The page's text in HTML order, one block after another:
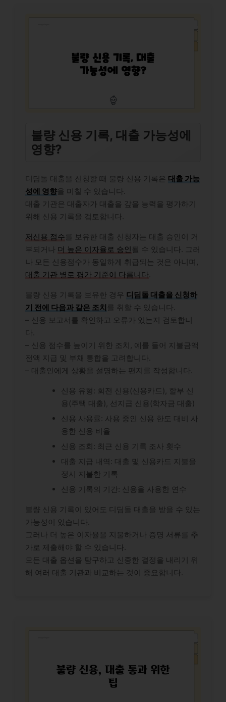
불량 신용 기록, 대출 가능성에
영향?
디딤돌 대출을 신청할 때 불량 신용 기록은 대출 가능
성에 영향을 미칠 수 있습니다.
대출 기관은 대출자가 대출을 갚을 능력을 평가하기
위해 신용 기록을 검토합니다.
저신용 점수를 보유한 대출 신청자는 대출 승인이 거
부되거나 더 높은 이자율로 승인 될 수 있습니다. 그러
나 모든 신용점수가 동일하게 취급되는 것은 아니며,
대출 기관 별로 평가 기준이 다릅니다.
불량 신용 기록을 보유한 경우 디딤돌 대출을 신청하
기 전에 다음과 같은 조치를 취할 수 있습니다.
– 신용 보고서를 확인하고 오류가 있는지 검토합니
다.
– 신용 점수를 높이기 위한 조치, 예를 들어 지불금액
전액 지급 및 부채 통합을 고려합니다.
– 대출인에게 상황을 설명하는 편지를 작성합니다.
신용 유형: 회전 신용(신용카드), 할부 신
용(주택 대출), 선지급 신용(학자금 대출)
신용 사용률: 사용 중인 신용 한도 대비 사
용한 신용 비율
신용 조회: 최근 신용 기록 조사 횟수
대출 지급 내역: 대출 및 신용카드 지불을
정시 지불한 기록
신용 기록의 기간: 신용을 사용한 연수
불량 신용 기록이 있어도 디딤돌 대출을 받을 수 있는
가능성이 있습니다.
그러나 더 높은 이자율을 지불하거나 증명 서류를 추
가로 제출해야 할 수 있습니다.
모든 대출 옵션을 탐구하고 신중한 결정을 내리기 위
해 여러 대출 기관과 비교하는 것이 중요합니다.